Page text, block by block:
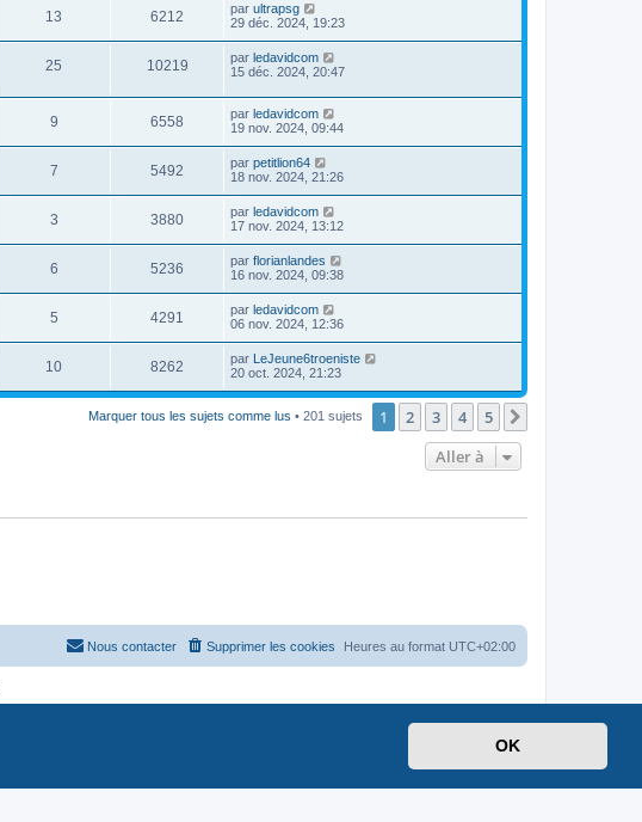
OK
13 6212 par ultrapsg
29 déc. 2024, 19:23
25 10219 par ledavidcom
15 déc. 2024, 20:47
9 6558 par ledavidcom
19 nov. 2024, 09:44
7 5492 par petitlion64
18 nov. 2024, 21:26
3 3880 par ledavidcom
17 nov. 2024, 13:12
6 5236 par florianlandes
16 nov. 2024, 09:38
5 4291 par ledavidcom
06 nov. 2024, 12:36
10 8262 par LeJeune6troeniste
20 oct. 2024, 21:23
Marquer tous les sujets comme lus • 201 sujets 1 2 3 4 5
Aller à
Heures au format UTC+02:00
Supprimer les cookies
Nous contacter